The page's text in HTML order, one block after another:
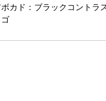
カド：ブラックコントラ